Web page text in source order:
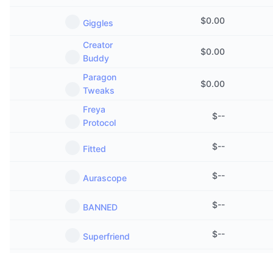
Giggles $0.00
Creator
Buddy
$0.00
Paragon
Tweaks
$0.00
Freya
Protocol
$--
Fitted $--
Aurascope $--
BANNED $--
Superfriend $--